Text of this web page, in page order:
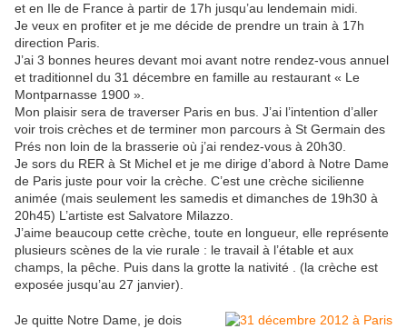
et en Ile de France à partir de 17h jusqu’au lendemain midi.
Je veux en profiter et je me décide de prendre un train à 17h
direction Paris.
J’ai 3 bonnes heures devant moi avant notre rendez-vous annuel
et traditionnel du 31 décembre en famille au restaurant « Le
Montparnasse 1900 ».
Mon plaisir sera de traverser Paris en bus. J’ai l’intention d’aller
voir trois crèches et de terminer mon parcours à St Germain des
Prés non loin de la brasserie où j’ai rendez-vous à 20h30.
Je sors du RER à St Michel et je me dirige d’abord à Notre Dame
de Paris juste pour voir la crèche. C’est une crèche sicilienne
animée (mais seulement les samedis et dimanches de 19h30 à
20h45) L’artiste est Salvatore Milazzo.
J’aime beaucoup cette crèche, toute en longueur, elle représente
plusieurs scènes de la vie rurale : le travail à l’étable et aux
champs, la pêche. Puis dans la grotte la nativité . (la crèche est
exposée jusqu’au 27 janvier).
Je quitte Notre Dame, je dois